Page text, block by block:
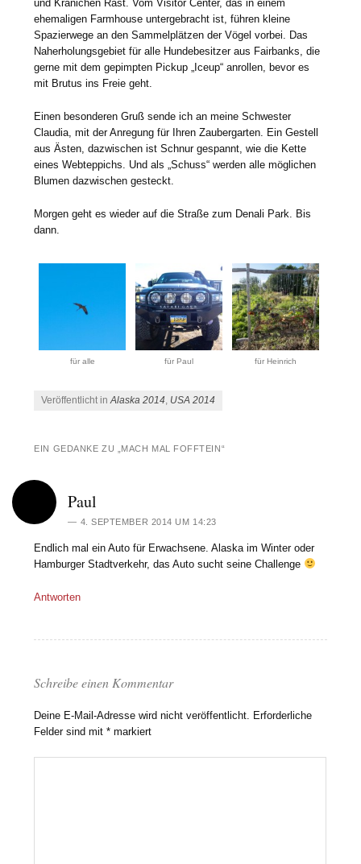
und Kranichen Rast. Vom Visitor Center, das in einem
ehemaligen Farmhouse untergebracht ist, führen kleine
Spazierwege an den Sammelplätzen der Vögel vorbei. Das
Naherholungsgebiet für alle Hundebesitzer aus Fairbanks, die
gerne mit dem gepimpten Pickup „Iceup“ anrollen, bevor es
mit Brutus ins Freie geht.
Einen besonderen Gruß sende ich an meine Schwester
Claudia, mit der Anregung für Ihren Zaubergarten. Ein Gestell
aus Ästen, dazwischen ist Schnur gespannt, wie die Kette
eines Webteppichs. Und als „Schuss“ werden alle möglichen
Blumen dazwischen gesteckt.
Morgen geht es wieder auf die Straße zum Denali Park. Bis
dann.
für alle für Paul für Heinrich
Veröffentlicht inAlaska 2014, USA 2014
EIN GEDANKE ZU „ MACH MAL FOFFTEIN“
Paul
4. SEPTEMBER 2014 UM 14:23
Endlich mal ein Auto für Erwachsene. Alaska im Winter oder
Hamburger Stadtverkehr, das Auto sucht seine Challenge
Antworten
Schreibe einen Kommentar
Deine E-Mail-Adresse wird nicht veröffentlicht. Erforderliche
Felder sind mit* markiert